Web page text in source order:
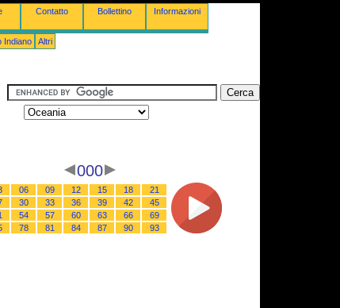
Contatto Bollettino Informazioni
Indiano Altri
000
06 09 12 15 18
21
30 33 36 39 42
45
54 57 60 63 66
69
78 81 84 87 90 93